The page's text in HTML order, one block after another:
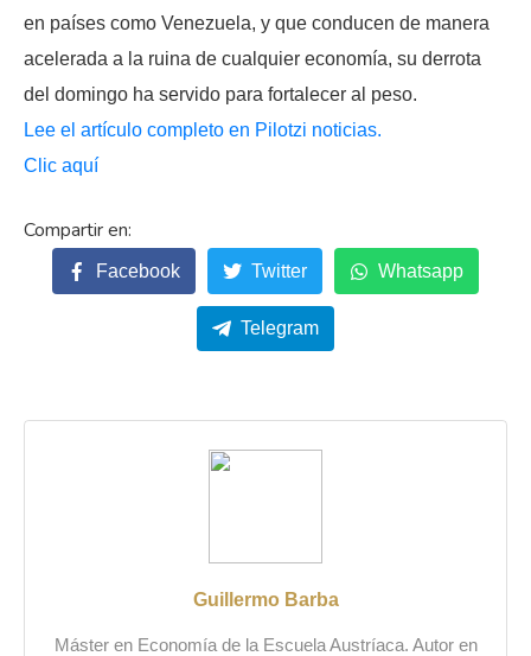
en países como Venezuela, y que conducen de manera
acelerada a la ruina de cualquier economía, su derrota
del domingo ha servido para fortalecer al peso.
Lee el artículo completo en Pilotzi noticias.
Clic aquí
Facebook Twitter Whatsapp
Telegram
Guillermo Barba
Máster en Economía de la Escuela Austríaca. Autor en